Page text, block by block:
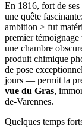
En 1816, fort de ses
une quête
ambition > fut
premier
une chambre
produit chimique
de pose
jours — permit la
vue du Gras,
de-Varennes.
Quelques temps